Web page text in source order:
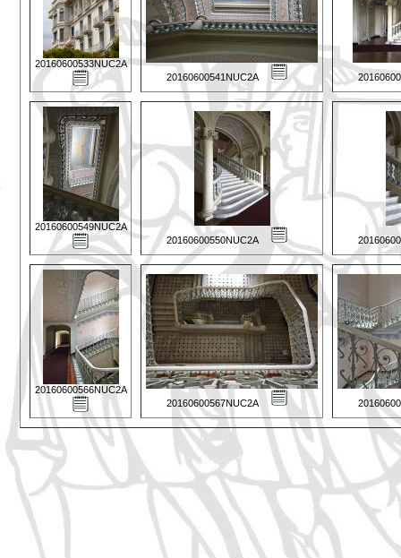
20160600533NUC2A
20160600541NUC2A
20160600549NUC2A
20160600550NUC2A
20160600566NUC2A
20160600567NUC2A